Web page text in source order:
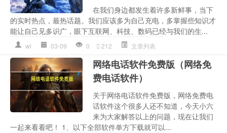
在我们身边都发生着许多新鲜事，当下
的实时热点，最热话题。我们应该多为自己充电，多掌握些知识才
能让自己见多识广，眼下互联网、科技、数码已经与我们的生...
wl 03-09 0 212 文章列表
网络电话软件免费版（网络免
费电话软件）
关于网络电话软件免费版，网络免费电
话软件这个很多人还不知道，今天小六
来为大家解答以上的问题，现在让我们
一起来看看吧！ 1、以下全部软件单方下载就可以...